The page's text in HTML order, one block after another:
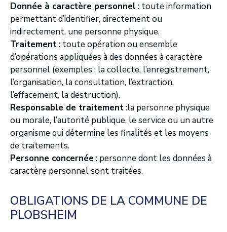
Donnée à caractère personnel : toute information
permettant d’identifier, directement ou
indirectement, une personne physique.
Traitement: toute opération ou ensemble
d’opérations appliquées à des données à caractère
personnel (exemples : la collecte, l’enregistrement,
l’organisation, la consultation, l’extraction,
l’effacement, la destruction).
Responsable de traitement:la personne physique
ou morale, l’autorité publique, le service ou un autre
organisme qui détermine les finalités et les moyens
de traitements.
Personne concernée: personne dont les données à
caractère personnel sont traitées.
OBLIGATIONS DE LA COMMUNE DE
PLOBSHEIM